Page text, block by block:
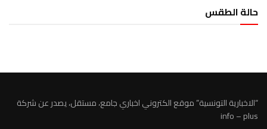
حالة الطقس
“الاخبارية التونسية” موقع الكتروني اخباري جامع، مستقل، يصدر عن شركة
info – plus